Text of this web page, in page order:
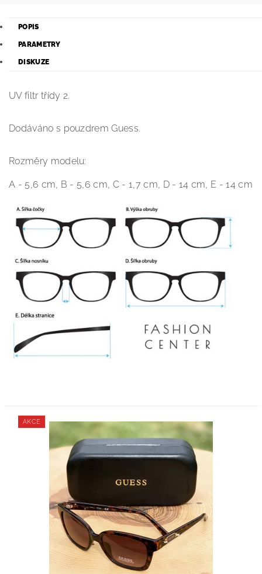
POPIS
PARAMETRY
DISKUZE
UV filtr třídy 2.
Dodáváno s pouzdrem Guess.
Rozměry modelu:
A - 5,6 cm, B - 5,6 cm, C - 1,7 cm, D - 14 cm, E - 14 cm
AKCE